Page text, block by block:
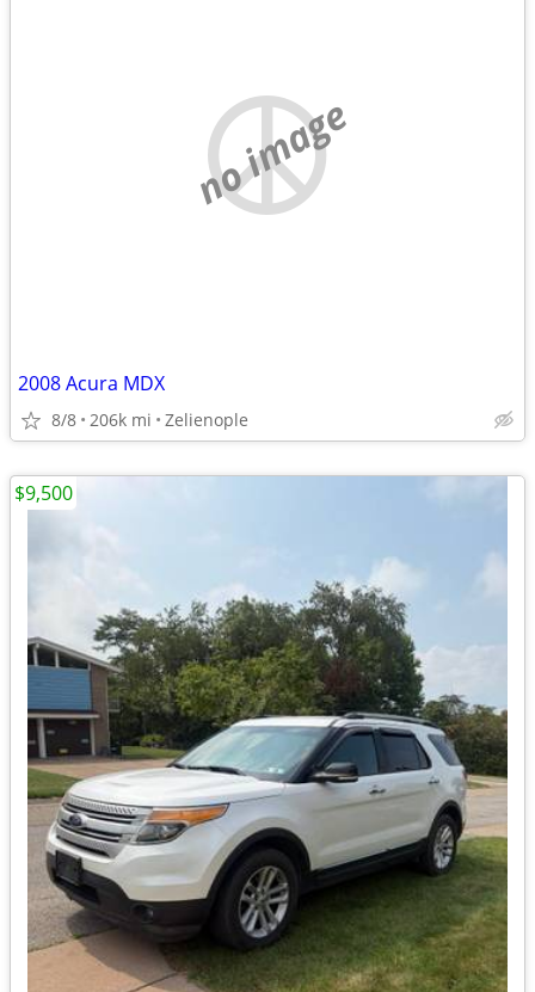
no image
2008 Acura MDX
8/8 206k mi Zelienople
$9,500